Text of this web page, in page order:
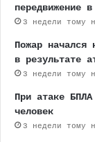
передвижение
3 недели тому
Пожар начался
в результате
3 недели тому
При атаке
человек
3 недели тому